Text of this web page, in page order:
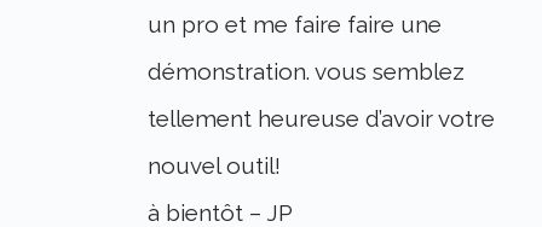
un pro et me faire faire une
démonstration. vous semblez
tellement heureuse d’avoir votre
nouvel outil!
à bientôt – JP